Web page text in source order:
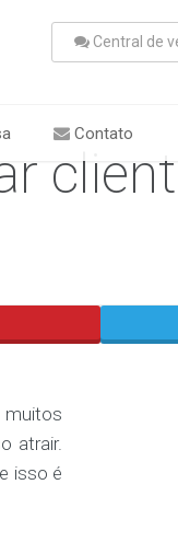
Central de
Contato
muitos
atrair.
isso é